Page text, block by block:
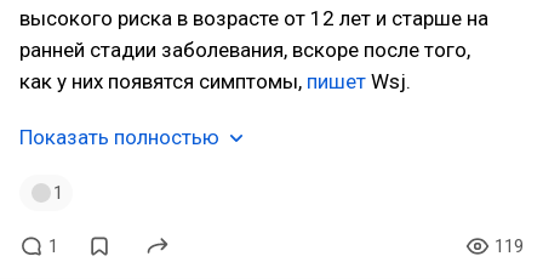
высокого риска в возрасте от 12 лет и старше на
ранней стадии заболевания, вскоре после того,
как у них появятся симптомы, пишет Wsj.
Показать полностью
1
1 119